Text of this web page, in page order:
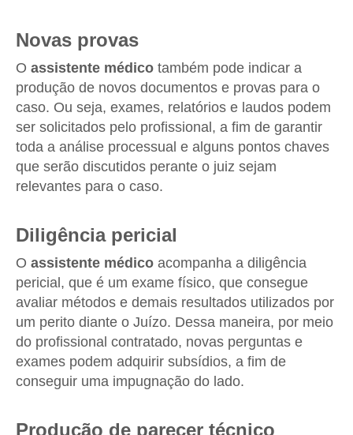
Novas provas
O assistente médico também pode indicar a
produção de novos documentos e provas para o
caso. Ou seja, exames, relatórios e laudos podem
ser solicitados pelo profissional, a fim de garantir
toda a análise processual e alguns pontos chaves
que serão discutidos perante o juiz sejam
relevantes para o caso.
Diligência pericial
O assistente médico acompanha a diligência
pericial, que é um exame físico, que consegue
avaliar métodos e demais resultados utilizados por
um perito diante o Juízo. Dessa maneira, por meio
do profissional contratado, novas perguntas e
exames podem adquirir subsídios, a fim de
conseguir uma impugnação do lado.
Produção de parecer técnico